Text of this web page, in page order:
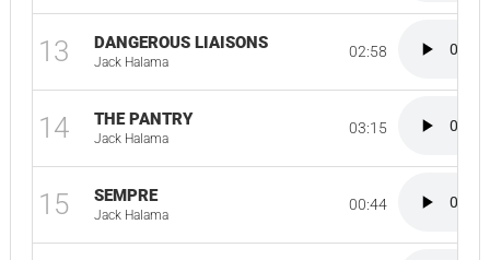
13 DANGEROUS LIAISONS
Jack Halama
02:58
14 THE PANTRY
Jack Halama
03:15
15 SEMPRE
Jack Halama
00:44